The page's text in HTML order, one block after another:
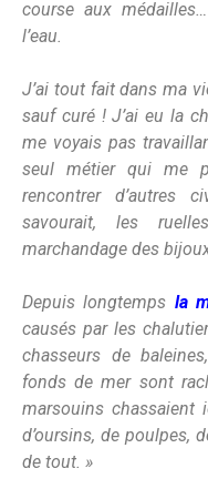
course aux
l’eau.
J’ai tout fait dans ma
sauf curé ! J’ai eu la
me voyais pas
seul métier qui me
rencontrer d’autres
savourait, les
marchandage des
Depuis longtemps la
causés par les
chasseurs de
fonds de mer sont
marsouins chassaient
d’oursins, de poulpes,
de tout. »